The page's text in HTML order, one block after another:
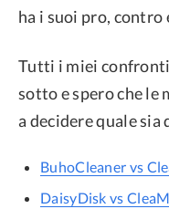
ha i suoi pro, contro
Tutti i miei
sotto e spero che
a decidere quale sia
BuhoCleaner vs
DaisyDisk vs